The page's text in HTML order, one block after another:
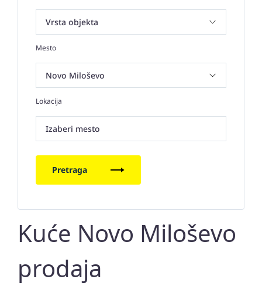
Mesto
Lokacija
Izaberi mesto
Pretraga
Kuće Novo Miloševo
prodaja